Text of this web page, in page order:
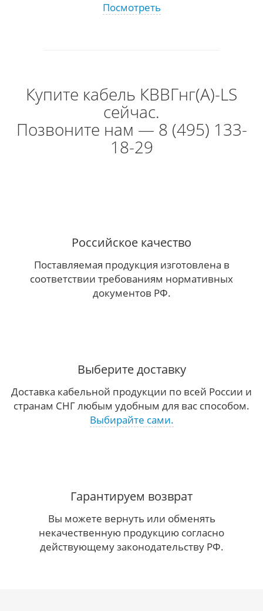
Посмотреть
Купите кабель КВВГнг(А)-LS
сейчас.
Позвоните нам — 8 (495) 133-
18-29
Российское качество
Поставляемая продукция изготовлена в
соответствии требованиям нормативных
документов РФ.
Выберите доставку
Доставка кабельной продукции по всей России и
странам СНГ любым удобным для вас способом.
Выбирайте сами.
Гарантируем возврат
Вы можете вернуть или обменять
некачественную продукцию согласно
действующему законодательству РФ.